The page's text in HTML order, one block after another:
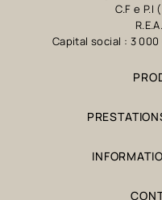
C.F e P.I
Capital social : 3